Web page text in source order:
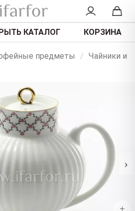
КАТАЛОГ КОРЗИНА
предметы / Чайники и
›
+